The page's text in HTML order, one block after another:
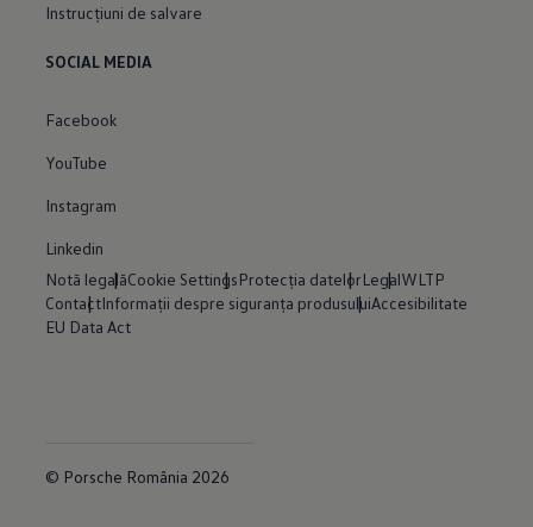
Instrucțiuni de salvare
SOCIAL MEDIA
Facebook
YouTube
Instagram
Linkedin
Notă legalăCookie SettingsProtecția datelorLegalWLTP
ContactInformații despre siguranța produsuluiAccesibilitate
EU Data Act
© Porsche România 2026